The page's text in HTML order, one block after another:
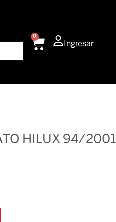
0
CarritoIngresar
HILUX 94/2001